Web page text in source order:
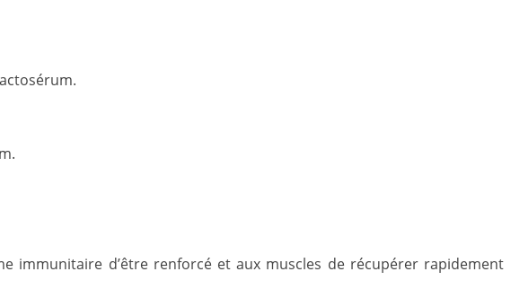
immunitaire d’être renforcé et aux muscles de récupérer rapidement